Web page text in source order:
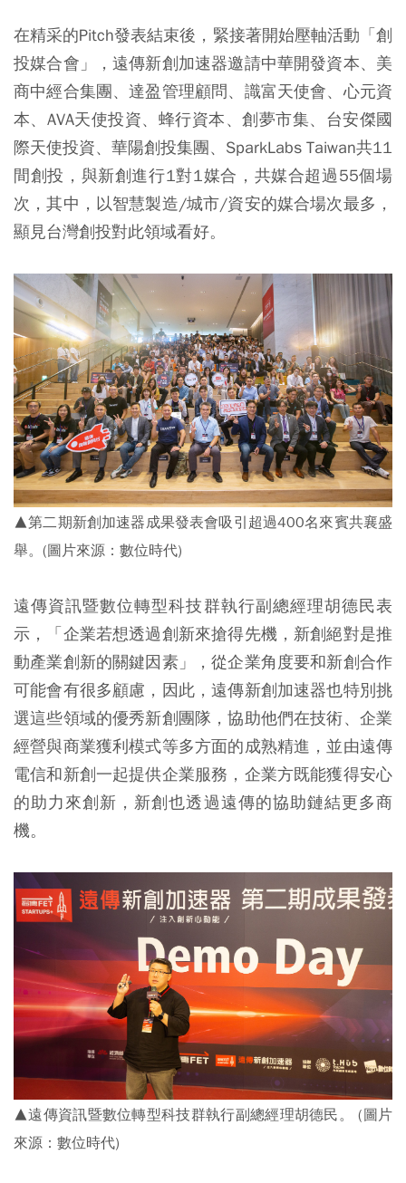
在精采的Pitch發表結束後，緊接著開始壓軸活動「創
投媒合會」，遠傳新創加速器邀請中華開發資本、美
商中經合集團、達盈管理顧問、識富天使會、心元資
本、AVA天使投資、蜂行資本、創夢市集、台安傑國
際天使投資、華陽創投集團、SparkLabs Taiwan共11
間創投，與新創進行1對1媒合，共媒合超過55個場
次，其中，以智慧製造/城市/資安的媒合場次最多，
顯見台灣創投對此領域看好。
▲第二期新創加速器成果發表會吸引超過400名來賓共襄盛
舉。(圖片來源：數位時代)
遠傳資訊暨數位轉型科技群執行副總經理胡德民表
示，「企業若想透過創新來搶得先機，新創絕對是推
動產業創新的關鍵因素」，從企業角度要和新創合作
可能會有很多顧慮，因此，遠傳新創加速器也特別挑
選這些領域的優秀新創團隊，協助他們在技術、企業
經營與商業獲利模式等多方面的成熟精進，並由遠傳
電信和新創一起提供企業服務，企業方既能獲得安心
的助力來創新，新創也透過遠傳的協助鏈結更多商
機。
▲遠傳資訊暨數位轉型科技群執行副總經理胡德民。 (圖片
來源：數位時代)